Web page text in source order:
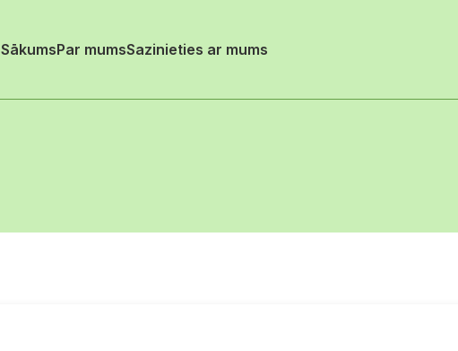
SākumsPar mumsSazinieties ar mums